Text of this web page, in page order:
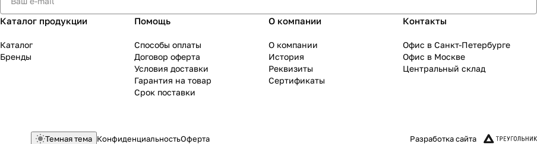
Каталог продукции
Каталог
Бренды
Помощь
Способы оплаты
Договор оферта
Условия доставки
Гарантия на товар
Срок поставки
О компании
О компании
История
Реквизиты
Сертификаты
Контакты
Офис в Санкт-Петербурге
Офис в Москве
Центральный склад
Темная тема КонфиденциальностьОферта Разработка сайта